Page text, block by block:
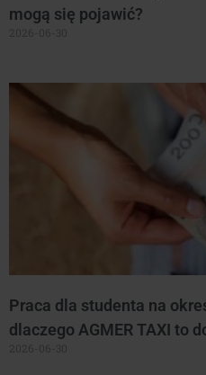
mogą się pojawić?
Praca dla studenta na
dlaczego AGMER TAXI to